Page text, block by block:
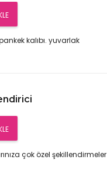
kalıbı. yuvarlak
çok özel şekillendirmeler